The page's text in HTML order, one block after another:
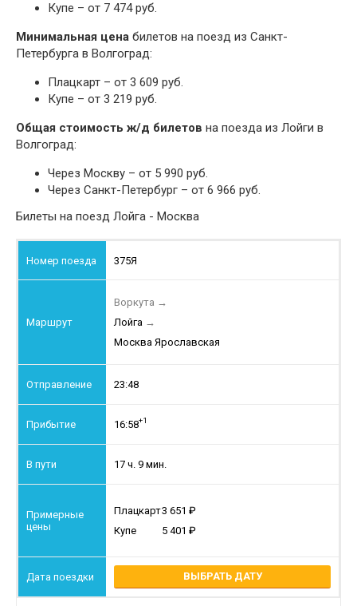
Купе – от 7 474 руб.
Минимальная цена билетов на поезд из Санкт-
Петербурга в Волгоград:
Плацкарт – от 3 609 руб.
Купе – от 3 219 руб.
Общая стоимость ж/д билетов на поезда из Лойги в
Волгоград:
Через Москву – от 5 990 руб.
Через Санкт-Петербург – от 6 966 руб.
Билеты на поезд Лойга - Москва
375Я
Воркута →
Лойга →
Москва Ярославская
23:48
16:58+1
17 ч. 9 мин.
Плацкарт3 651
Купе
5 401
ВЫБРАТЬ ДАТУ